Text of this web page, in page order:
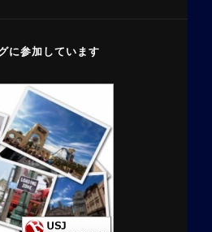
に参加しています